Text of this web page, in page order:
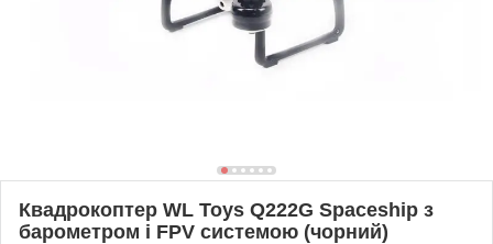
Квадрокоптер WL Toys Q222G Spaceship з
барометром і FPV системою (чорний)